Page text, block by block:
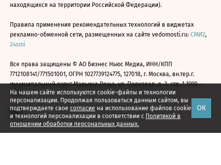
На нашем сайте используются cookie-файлы и технологии
персонализации. Продолжая пользоваться данным сайтом, вы
подтверждаете свое согласие на использование файлов cookie
и технологий персонализации в соответствии с Политикой в
отношении обработки персональных данных.
ОК
находящихся на территории Российской Федерации).
Правила применения рекомендательных технологий в виджетах
рекламно-обменной сети, размещенных на сайте vedomosti.ru: СМИ2,
24smi
Все права защищены © АО Бизнес Ньюс Медиа, ИНН/КПП
7712108141/771501001, ОГРН 1027739124775, 127018, г. Москва, вн.тер.г.
муниципальный округ Марьина Роща, ул. Полковая, д. 3, стр. 1 1999—
2026